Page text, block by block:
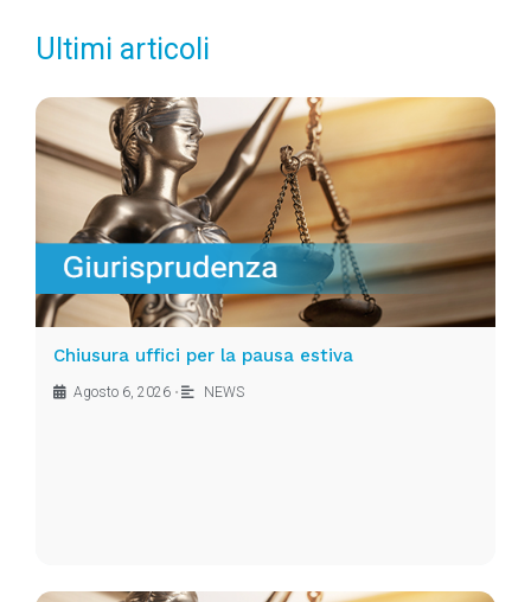
Ultimi articoli
Chiusura uffici per la pausa estiva
Agosto 6, 2026 • NEWS